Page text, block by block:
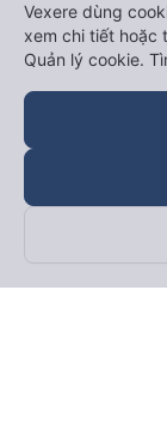
Theo dõi
Vexere dùng
xem chi tiết hoặc
Quản lý cookie.